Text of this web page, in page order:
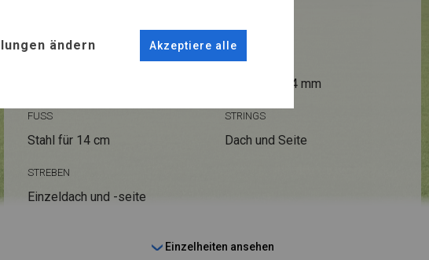
ANSCHLÜSSE
fi 54 mm
FUSS
Stahl für 14 cm
STRINGS
Dach und Seite
STREBEN
Einzeldach und -seite
Einzelheiten ansehen
ändern Akzeptiere alle